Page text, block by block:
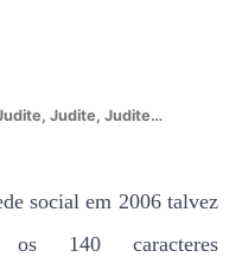
Judite, Judite…
social em 2006 talvez
os 140 caracteres